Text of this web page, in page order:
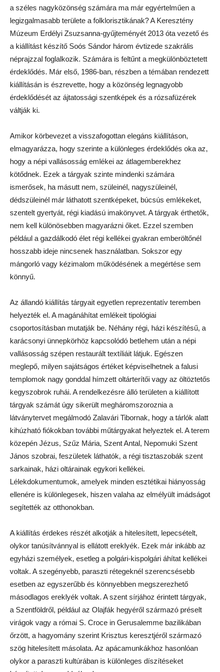
a széles nagyközönség számára ma már egyértelműen a
legizgalmasabb területe a folklorisztikának? A Keresztény
Múzeum Erdélyi Zsuzsanna-gyűjteményét 2013 óta vezető és
a kiállítást készítő Soós Sándor három évtizede szakrális
néprajzzal foglalkozik. Számára is feltűnt a megkülönböztetett
érdeklődés. Már első, 1986-ban, részben a témában rendezett
kiállításán is észrevette, hogy a közönség legnagyobb
érdeklődését az ájtatossági szentképek és a rózsafüzérek
váltják ki.
Amikor körbevezet a visszafogottan elegáns kiállításon,
elmagyarázza, hogy szerinte a különleges érdeklődés oka az,
hogy a népi vallásosság emlékei az átlagemberekhez
kötődnek. Ezek a tárgyak szinte mindenki számára
ismerősek, ha másutt nem, szüleinél, nagyszüleinél,
dédszüleinél már láthatott szentképeket, búcsús emlékeket,
szentelt gyertyát, régi kiadású imakönyvet. A tárgyak érthetők,
nem kell különösebben magyarázni őket. Ezzel szemben
például a gazdálkodó élet régi kellékei gyakran emberöltőnél
hosszabb ideje nincsenek használatban. Sokszor egy
mángorló vagy kézimalom működésének a megértése sem
könnyű.
Az állandó kiállítás tárgyait egyetlen reprezentatív teremben
helyezték el. A magánáhítat emlékeit tipológiai
csoportosításban mutatják be. Néhány régi, házi készítésű, a
karácsonyi ünnepkörhöz kapcsolódó betlehem után a népi
vallásosság szépen restaurált textíliáit látjuk. Egészen
meglepő, milyen sajátságos értéket képviselhetnek a falusi
templomok nagy gonddal hímzett oltárterítői vagy az öltöztetős
kegyszobrok ruhái. A rendelkezésre álló területen a kiállított
tárgyak számát úgy sikerült megháromszoroznia a
látványtervet megálmodó Zalavári Tibornak, hogy a tárlók alatt
kihúzható fiókokban további műtárgyakat helyeztek el. A terem
közepén Jézus, Szűz Mária, Szent Antal, Nepomuki Szent
János szobrai, feszületek láthatók, a régi tisztaszobák szent
sarkainak, házi oltárainak egykori kellékei.
Lélekdokumentumok, amelyek minden esztétikai hiányosság
ellenére is különlegesek, hiszen valaha az elmélyült imádságot
segítették az otthonokban.
A kiállítás érdekes részét alkotják a hitelesített, lepecsételt,
olykor tanúsítvánnyal is ellátott ereklyék. Ezek már inkább az
egyházi személyek, esetleg a polgári-kispolgári áhítat kellékei
voltak. A szegényebb, paraszti rétegeknél szerencsésebb
esetben az egyszerűbb és könnyebben megszerezhető
másodlagos ereklyék voltak. A szent sírjához érintett tárgyak,
a Szentföldről, például az Olajfák hegyéről származó préselt
virágok vagy a római S. Croce in Gerusalemme bazilikában
őrzött, a hagyomány szerint Krisztus keresztjéről származó
szög hitelesített másolata. Az apácamunkákhoz hasonlóan
olykor a paraszti kultúrában is különleges díszítéseket